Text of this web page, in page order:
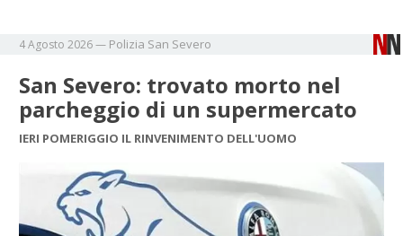
4 Agosto 2026— Polizia San Severo
San Severo: trovato morto nel
parcheggio di un supermercato
IERI POMERIGGIO IL RINVENIMENTO DELL'UOMO